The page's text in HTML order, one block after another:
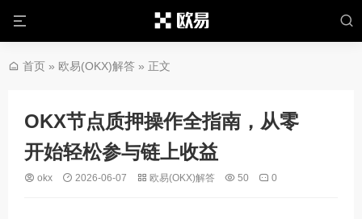
首页 » 欧易(OKX)解答 » 正文
OKX节点质押操作全指南，从零
开始轻松参与链上收益
okx 2026-06-07 欧易(OKX)解答 50 0